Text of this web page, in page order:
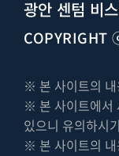
광안 센텀 비
COPYRIGHT
※ 본 사이트의 내
※ 본 사이트에서
있으니 유의하시
※ 본 사이트의 내